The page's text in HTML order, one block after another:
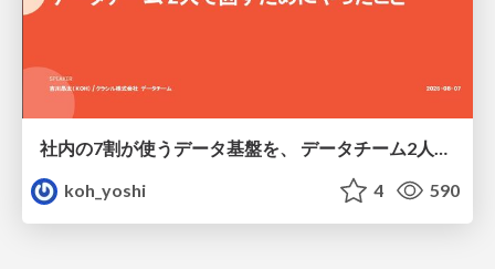
社内の7割が使うデータ基盤を、 データチーム2人で回すためにやったこと
koh_yoshi
4 590